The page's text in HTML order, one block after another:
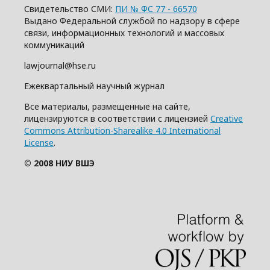
Свидетельство СМИ: ПИ № ФС 77 - 66570
Выдано Федеральной службой по надзору в сфере
связи, информационных технологий и массовых
коммуникаций
lawjournal@hse.ru
Ежеквартальный научный журнал
Все материалы, размещенные на сайте,
лицензируются в соответствии с лицензией Creative
Commons Attribution-Sharealike 4.0 International
License.
© 2008 НИУ ВШЭ